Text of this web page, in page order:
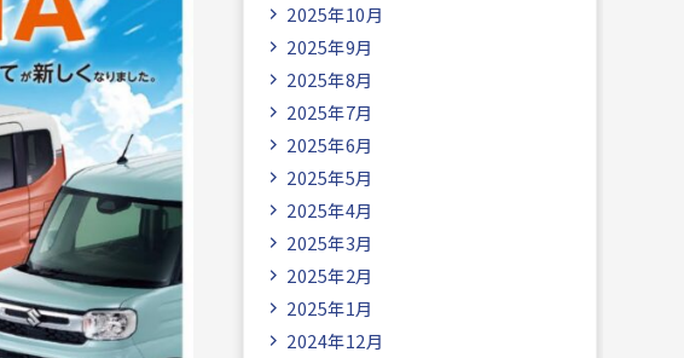
2025年10月
2025年9月
2025年8月
2025年7月
2025年6月
2025年5月
2025年4月
2025年3月
2025年2月
2025年1月
2024年12月